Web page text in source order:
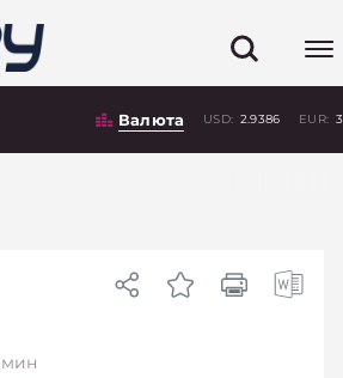
Валюта USD: 2.9386 EUR:
мин